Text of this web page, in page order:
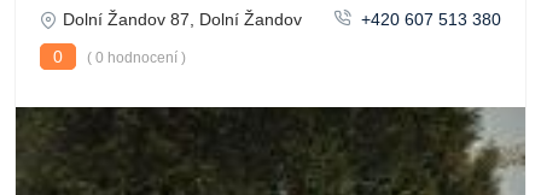
Dolní Žandov 87, Dolní Žandov
+420 607 513 380
0
( 0 hodnocení )